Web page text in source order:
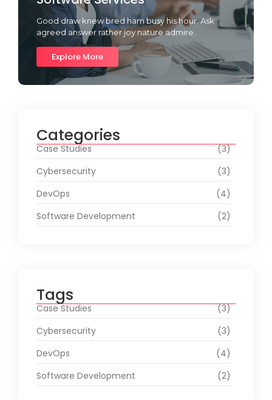
Good draw knew bred ham busy his hour. Ask
agreed answer rather joy nature admire.
Explore More
Categories
Case Studies
(3)
Cybersecurity
(3)
DevOps
(4)
Software Development
(2)
Tags
Case Studies
(3)
Cybersecurity
(3)
DevOps
(4)
Software Development
(2)